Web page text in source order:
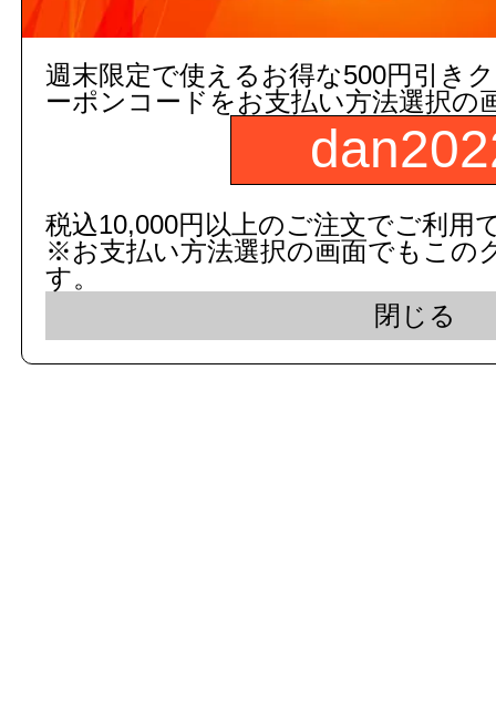
c 2015 dandorie.com All
表示モード： モバ
週末限定で使えるお得な500円引き
ーポンコードをお支払い方法選択の
税込10,000円以上のご注文でご利用
※お支払い方法選択の画面でもこの
す。
閉じる